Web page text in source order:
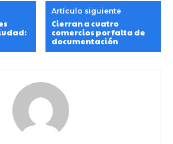
Artículo siguiente
Cierran a cuatro
comercios por falta de
documentación